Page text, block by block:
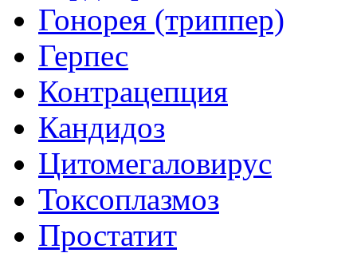
Гонорея (триппер)
Герпес
Контрацепция
Кандидоз
Цитомегаловирус
Токсоплазмоз
Простатит